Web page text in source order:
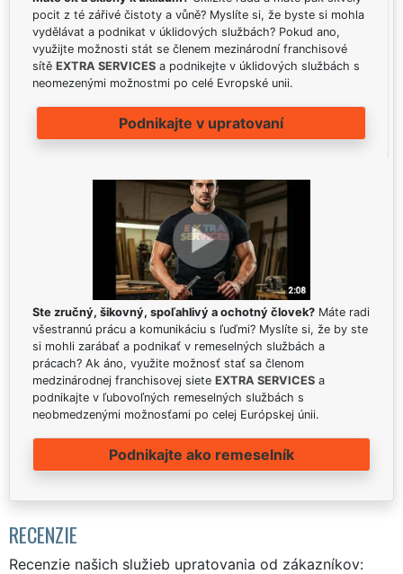
pocit z té zářivé čistoty a vůně? Myslíte si, že byste si mohla
vydělávat a podnikat v úklidových službách? Pokud ano,
využijte možnosti stát se členem mezinárodní franchisové
sítě EXTRA SERVICES a podnikejte v úklidových službách s
neomezenými možnostmi po celé Evropské unii.
Podnikajte v upratovaní
Ste zručný, šikovný, spoľahlivý a ochotný človek? Máte radi
všestrannú prácu a komunikáciu s ľuďmi? Myslíte si, že by ste
si mohli zarábať a podnikať v remeselných službách a
prácach? Ak áno, využite možnosť stať sa členom
medzinárodnej franchisovej siete EXTRA SERVICES a
podnikajte v ľubovoľných remeselných službách s
neobmedzenými možnosťami po celej Európskej únii.
Podnikajte ako remeselník
RECENZIE
Recenzie našich služieb upratovania od zákazníkov: